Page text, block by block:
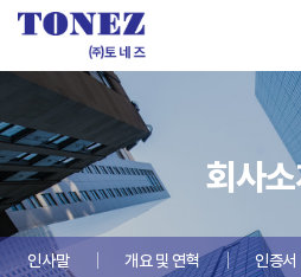
회사
인사말 개요 및 연혁 인증서